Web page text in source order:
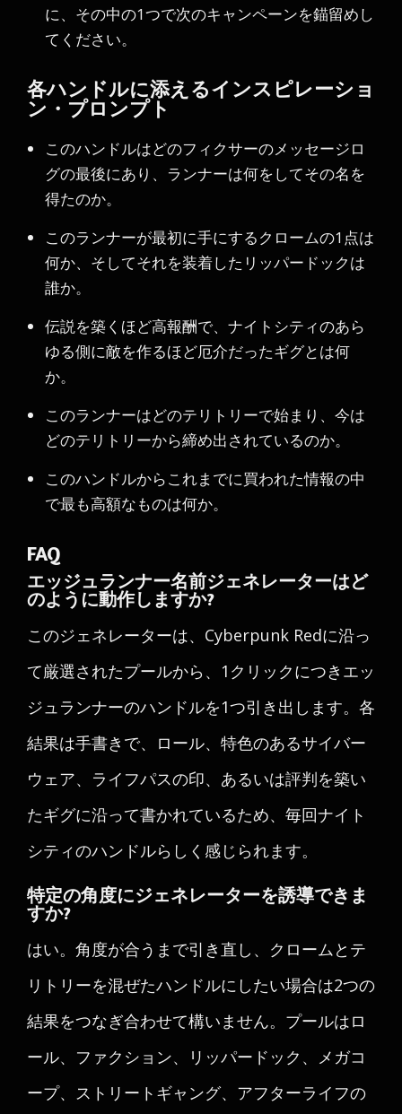
に、その中の1つで次のキャンペーンを錨留めし
てください。
各ハンドルに添えるインスピレーショ
ン・プロンプト
このハンドルはどのフィクサーのメッセージロ
グの最後にあり、ランナーは何をしてその名を
得たのか。
このランナーが最初に手にするクロームの1点は
何か、そしてそれを装着したリッパードックは
誰か。
伝説を築くほど高報酬で、ナイトシティのあら
ゆる側に敵を作るほど厄介だったギグとは何
か。
このランナーはどのテリトリーで始まり、今は
どのテリトリーから締め出されているのか。
このハンドルからこれまでに買われた情報の中
で最も高額なものは何か。
FAQ
エッジュランナー名前ジェネレーターはど
のように動作しますか?
このジェネレーターは、Cyberpunk Redに沿っ
て厳選されたプールから、1クリックにつきエッ
ジュランナーのハンドルを1つ引き出します。各
結果は手書きで、ロール、特色のあるサイバー
ウェア、ライフパスの印、あるいは評判を築い
たギグに沿って書かれているため、毎回ナイト
シティのハンドルらしく感じられます。
特定の角度にジェネレーターを誘導できま
すか?
はい。角度が合うまで引き直し、クロームとテ
リトリーを混ぜたハンドルにしたい場合は2つの
結果をつなぎ合わせて構いません。プールはロ
ール、ファクション、リッパードック、メガコ
ープ、ストリートギャング、アフターライフの